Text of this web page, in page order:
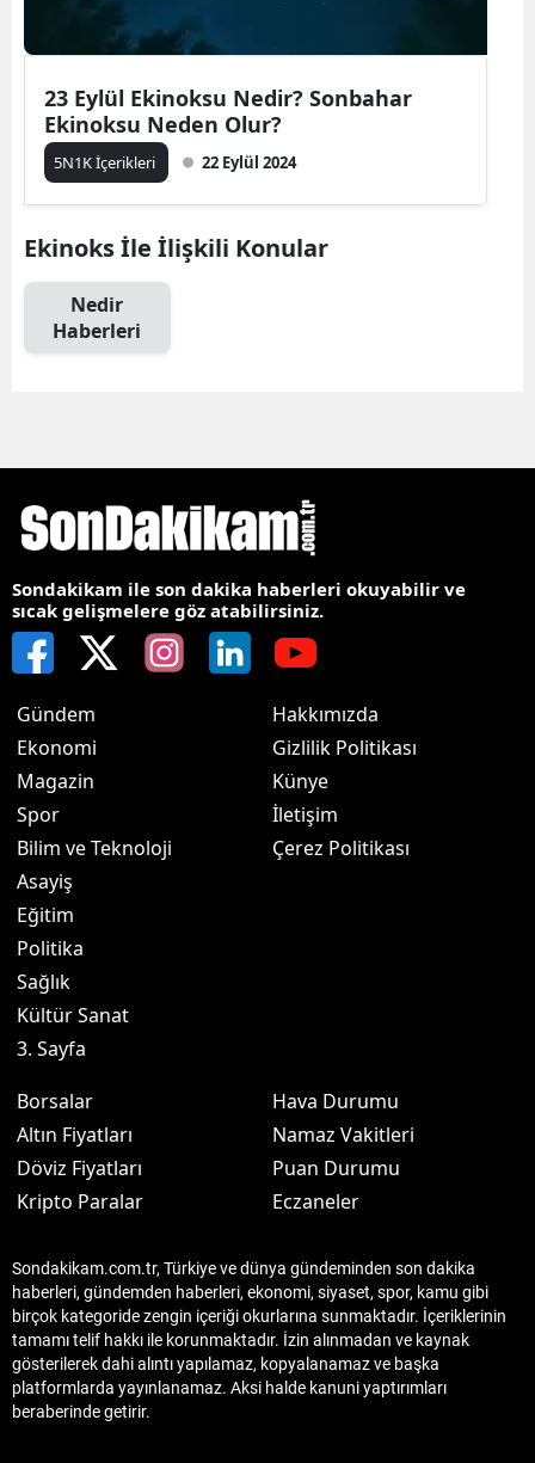
23 Eylül Ekinoksu Nedir? Sonbahar
Ekinoksu Neden Olur?
5N1K İçerikleri 22 Eylül 2024
Ekinoks İle İlişkili Konular
Nedir
Haberleri
Sondakikam ile son dakika haberleri okuyabilir ve
sıcak gelişmelere göz atabilirsiniz.
Gündem
Ekonomi
Magazin
Spor
Bilim ve Teknoloji
Asayiş
Eğitim
Politika
Sağlık
Kültür Sanat
3. Sayfa
Hakkımızda
Gizlilik Politikası
Künye
İletişim
Çerez Politikası
Borsalar
Altın Fiyatları
Döviz Fiyatları
Kripto Paralar
Hava Durumu
Namaz Vakitleri
Puan Durumu
Eczaneler
Sondakikam.com.tr, Türkiye ve dünya gündeminden son dakika
haberleri, gündemden haberleri, ekonomi, siyaset, spor, kamu gibi
birçok kategoride zengin içeriği okurlarına sunmaktadır. İçeriklerinin
tamamı telif hakkı ile korunmaktadır. İzin alınmadan ve kaynak
gösterilerek dahi alıntı yapılamaz, kopyalanamaz ve başka
platformlarda yayınlanamaz. Aksi halde kanuni yaptırımları
beraberinde getirir.